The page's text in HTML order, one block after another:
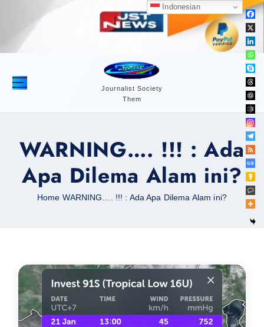
n
Journalist Society
Them
WARNING…. !!! : Ada
Apa Dilema Alam ini?
Home WARNING…. !!! : Ada Apa Dilema Alam ini?
Indonesian